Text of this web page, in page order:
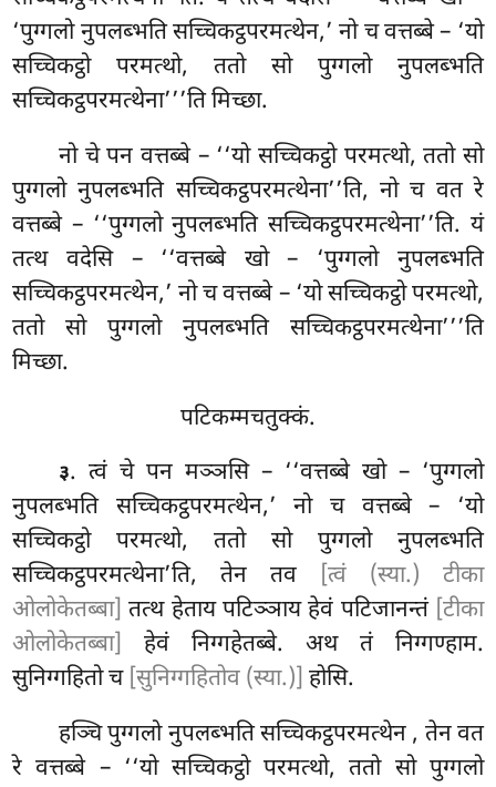
‘पुग्गलो नुपलब्भति सच्चिकट्ठपरमत्थेन,’ नो च वत्तब्बे – ‘यो
सच्चिकट्ठो परमत्थो, ततो सो पुग्गलो नुपलब्भति
सच्चिकट्ठपरमत्थेना’’’ति मिच्छा.
नो चे पन वत्तब्बे – ‘‘यो सच्चिकट्ठो परमत्थो, ततो सो
पुग्गलो नुपलब्भति सच्चिकट्ठपरमत्थेना’’ति, नो च वत रे
वत्तब्बे – ‘‘पुग्गलो नुपलब्भति सच्चिकट्ठपरमत्थेना’’ति. यं
तत्थ वदेसि – ‘‘वत्तब्बे खो – ‘पुग्गलो नुपलब्भति
सच्चिकट्ठपरमत्थेन,’ नो च वत्तब्बे – ‘यो सच्चिकट्ठो परमत्थो,
ततो सो पुग्गलो नुपलब्भति सच्चिकट्ठपरमत्थेना’’’ति
मिच्छा.
पटिकम्मचतुक्कं.
३. त्वं चे पन मञ्ञसि – ‘‘वत्तब्बे खो – ‘पुग्गलो
नुपलब्भति सच्चिकट्ठपरमत्थेन,’नो च वत्तब्बे – ‘यो
सच्चिकट्ठो परमत्थो, ततो सो पुग्गलो नुपलब्भति
सच्चिकट्ठपरमत्थेना’ति, तेन तव
[त्वं (स्या.) टीका
ओलोकेतब्बा] तत्थ हेताय पटिञ्ञाय हेवं पटिजानन्तं [टीका
ओलोकेतब्बा]
हेवं निग्गहेतब्बे. अथ तं निग्गण्हाम.
सुनिग्गहितो च [सुनिग्गहितोव (स्या.)] होसि.
हञ्चिपुग्गलो नुपलब्भति सच्चिकट्ठपरमत्थेन , तेन वत
रे वत्तब्बे – ‘‘यो सच्चिकट्ठो परमत्थो, ततो सो पुग्गलो